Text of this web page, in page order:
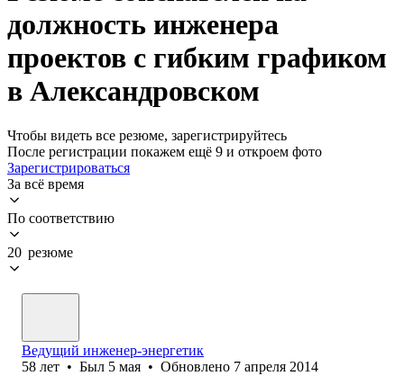
должность инженера
проектов с гибким графиком
в Александровском
Чтобы видеть все резюме, зарегистрируйтесь
После регистрации покажем ещё 9 и откроем фото
Зарегистрироваться
За всё время
По соответствию
20 резюме
Ведущий инженер-энергетик
58 лет • Был 5 мая • Обновлено 7 апреля 2014